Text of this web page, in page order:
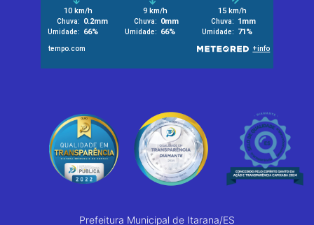
Prefeitura Municipal de Itarana/ES